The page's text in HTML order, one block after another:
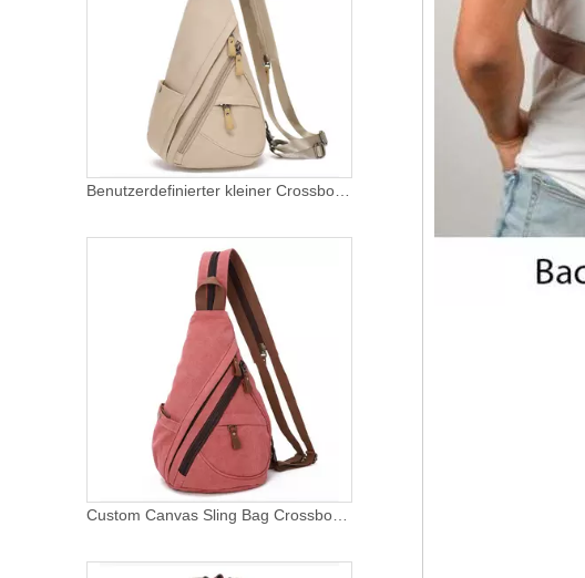
Benutzerdefinierter kleiner Crossbody-Rucksack, lässiger Tagesrucksack, Mehrzweck-Rucksack für Männer und Frauen
Custom Canvas Sling Bag Crossbody Brustrucksack Schulter Casual Daypack Rucksack für Männer Frauen Outdoor Radfahren Wandern Reisen